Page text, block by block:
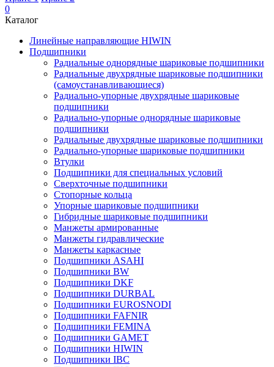
0
Каталог
Линейные направляющие HIWIN
Подшипники
Радиальные однорядные шариковые подшипники
Радиальные двухрядные шариковые подшипники
(самоустанавливающиеся)
Радиально-упорные двухрядные шариковые
подшипники
Радиально-упорные однорядные шариковые
подшипники
Радиальные двухрядные шариковые подшипники
Радиально-упорные шариковые подшипники
Втулки
Подшипники для специальных условий
Сверхточные подшипники
Стопорные кольца
Упорные шариковые подшипники
Гибридные шариковые подшипники
Манжеты армированные
Манжеты гидравлические
Манжеты каркасные
Подшипники ASAHI
Подшипники BW
Подшипники DKF
Подшипники DURBAL
Подшипники EUROSNODI
Подшипники FAFNIR
Подшипники FEMINA
Подшипники GAMET
Подшипники HIWIN
Подшипники IBC